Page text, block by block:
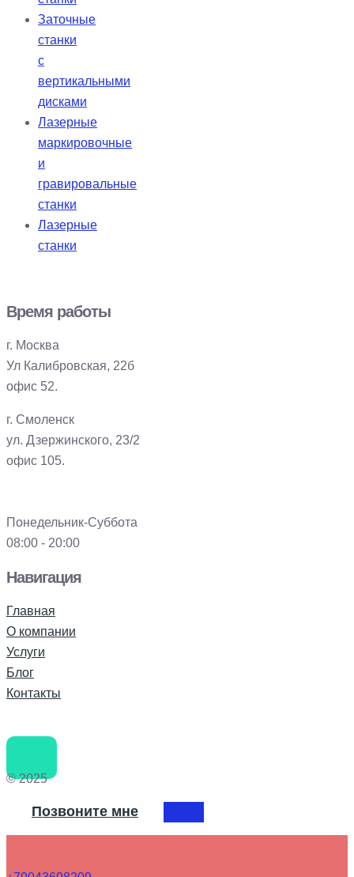
Заточные
станки
с
вертикальными
дисками
Лазерные
маркировочные
и
гравировальные
станки
Лазерные
станки
Время работы
г. Москва
Ул Калибровская, 22б
офис 52.
г. Смоленск
ул. Дзержинского, 23/2
офис 105.
Понедельник-Суббота
08:00 - 20:00
Навигация
Главная
О компании
Услуги
Блог
Контакты
© 2025
Позвоните мне